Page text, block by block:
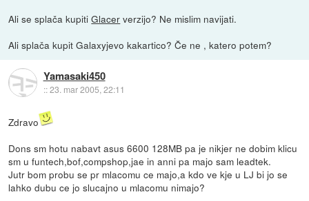
Ali se splača kupitiGlacer verzijo? Ne mislim navijati.
Ali splača kupit Galaxyjevo kakartico? Če ne , katero potem?
Yamasaki450
::23. mar 2005, 22:11
Zdravo
Dons sm hotu nabavt asus 6600 128MB pa je nikjer ne dobim klicu
sm u funtech,bof,compshop,jae in anni pa majo sam leadtek.
Jutr bom probu se pr mlacomu ce majo,a kdo ve kje u LJ bi jo se
lahko dubu ce jo slucajno u mlacomu nimajo?